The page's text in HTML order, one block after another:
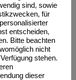
sind, sowie
für
entscheiden,
Bitte beachten
nicht
stehen.
dieser